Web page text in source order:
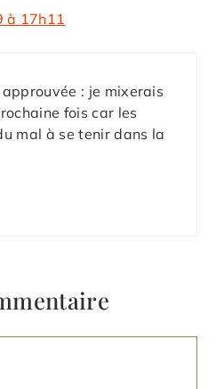
à 17h11
: je mixerais
fois car les
mal à se tenir dans la